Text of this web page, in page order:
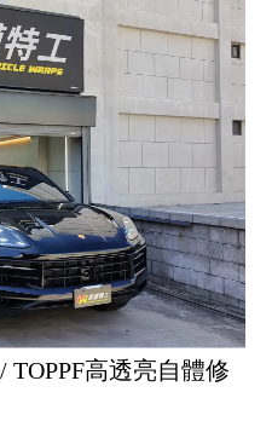
/ TOPPF高透亮自體修